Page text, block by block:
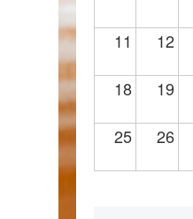
11 12
18 19
25 26